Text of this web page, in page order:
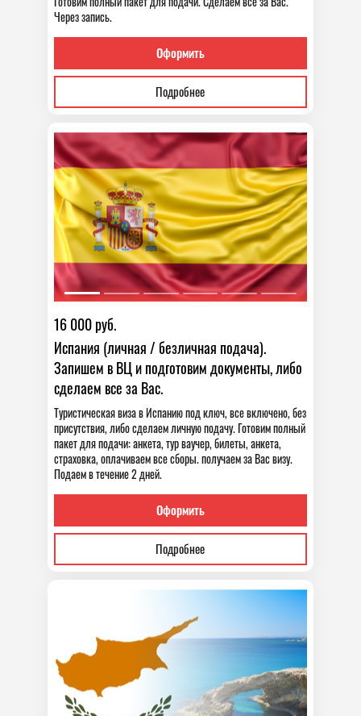
Через запись.
Оформить
Подробнее
16 000 руб.
Испания (личная / безличная подача).
Запишем в ВЦ и подготовим документы, либо
сделаем все за Вас.
Туристическая виза в Испанию под ключ, все включено, без
присутствия, либо сделаем личную подачу. Готовим полный
пакет для подачи: анкета, тур ваучер, билеты, анкета,
страховка, оплачиваем все сборы. получаем за Вас визу.
Подаем в течение 2 дней.
Оформить
Подробнее